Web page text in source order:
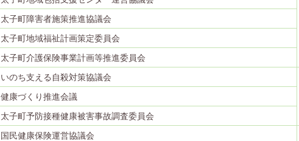
太子町障害者施策推進協議会
太子町地域福祉計画策定委員会
太子町介護保険事業計画等推進委員会
いのち支える自殺対策協議会
健康づくり推進会議
太子町予防接種健康被害事故調査委員会
国民健康保険運営協議会